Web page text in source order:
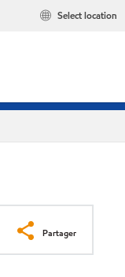
Select location
Partager